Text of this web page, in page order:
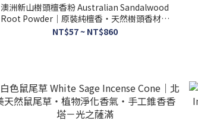
澳洲新山樹頭檀香粉 Australian Sandalwood
Root Powder｜原裝純檀香・天然樹頭香材・
溫潤木質香韻 - 光之薩滿
NT$57 ~ NT$860